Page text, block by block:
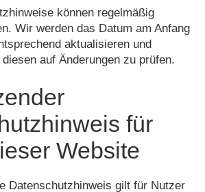
können regelmäßig
Wir werden das Datum am Anfang
aktualisieren und
auf Änderungen zu prüfen.
für
Website
Datenschutzhinweis gilt für Nutzer